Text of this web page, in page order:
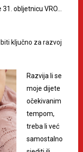
obljetnicu VRO…
ključno za razvoj
Razvija li se
moje dijete
očekivanim
tempom,
treba li već
samostalno